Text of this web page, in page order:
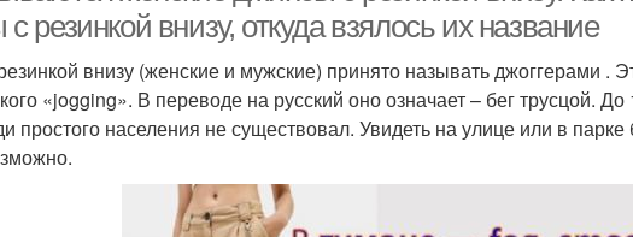
резинкой внизу, откуда взялось их название
внизу (женские и мужские) принято называть джоггерами .
«jogging». В переводе на русский оно означает – бег трусцой. До
простого населения не существовал. Увидеть на улице или в